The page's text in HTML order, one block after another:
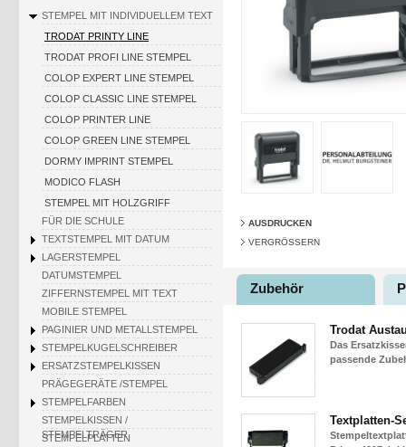
STEMPEL MIT INDIVIDUELLEM TEXT
TRODAT PRINTY LINE
TRODAT PROFI LINE STEMPEL
COLOP EXPERT LINE STEMPEL
COLOP CLASSIC LINE STEMPEL
COLOP PRINTER LINE
COLOP GREEN LINE STEMPEL
DORMY IMPRINT STEMPEL
MODICO FLASH
STEMPEL MIT HOLZGRIFF
FÜR DIE SCHULE
TEXTSTEMPEL MIT DATUM
LAGERSTEMPEL
DATUMSTEMPEL
ZIFFERNSTEMPEL MIT TEXT
MOBILE STEMPEL
PAGINIER UND METALLSTEMPEL
STEMPELKUGELSCHREIBER
ERSATZSTEMPELKISSEN
PRÄGEGERÄTE /STEMPEL
STEMPELFARBEN
STEMPELKISSEN /
STEMPELTRÄGER
STEMPELPLATTEN
AUSDRUCKEN
VERGRÖSSERN
Zubehör
Trodat
Das
passende
Textplatten-